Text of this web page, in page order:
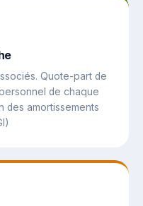
Quote-part de
de chaque
des amortissements